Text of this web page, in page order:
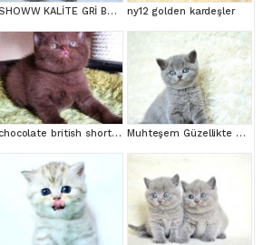
SHOWW KALİTE GRİ BRİTİSH SHORTHAİR YAVRUMUZ ny12 golden kardeşler
chocolate british shortair Muhteşem Güzellikte Gri British